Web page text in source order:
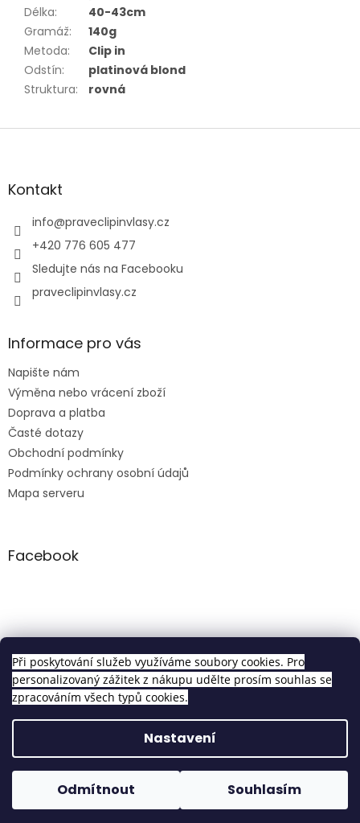
Při poskytování služeb využíváme soubory cookies. Pro
personalizovaný zážitek z nákupu udělte prosím souhlas se
zpracováním všech typů cookies.
Nastavení
Odmítnout Souhlasím
Délka:
40-43cm
Gramáž:
140g
Metoda:
Clip in
Odstín:
platinová blond
Struktura: rovná
Z
aKontakt
info@praveclipinvlasy.cz
+420 776 605 477
Sledujte nás na Facebooku
praveclipinvlasy.cz
Informace pro vás
Napište nám
Výměna nebo vrácení zboží
Doprava a platba
Časté dotazy
Obchodní podmínky
Podmínky ochrany osobní údajů
Mapa serveru
Facebook
Clip in sety
Vytvořil Shoptet
Copyright 2026Pravé Clip In Vlasy. Všechna práva
vyhrazena.
Upravit nastavení cookies